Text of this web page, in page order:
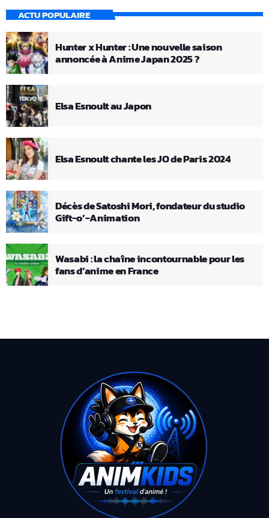
ACTU POPULAIRE
Hunter x Hunter : Une nouvelle saison
annoncée à Anime Japan 2025 ?
Elsa Esnoult au Japon
Elsa Esnoult chante les JO de Paris 2024
Décès de Satoshi Mori, fondateur du studio
Gift-o’-Animation
Wasabi : la chaîne incontournable pour les
fans d’anime en France